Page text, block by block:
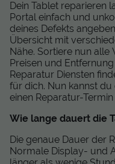
Dein Tablet reparieren
Portal einfach und
deines Defekts
Übersicht mit
Nähe. Sortiere nun alle
Preisen und
Reparatur Diensten
für dich. Nun kannst
einen Reparatur-
Wie lange dauert die
Die genaue Dauer der
Normale Display- und